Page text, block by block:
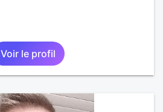
Voir le profil